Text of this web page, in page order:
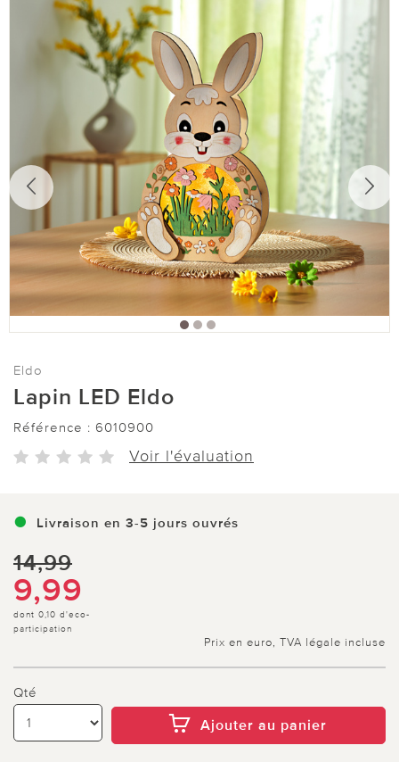
Eldo
Lapin LED Eldo
Référence : 6010900
Voir l'évaluation
Livraison en 3-5 jours ouvrés
14,99
9,99
dont 0,10 d'eco-
participation
Prix en euro, TVA légale incluse
Qté
Ajouter au panier